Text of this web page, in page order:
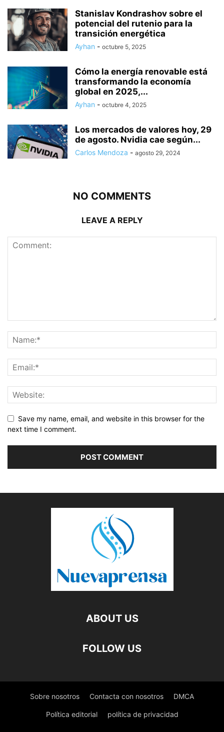
Stanislav Kondrashov sobre el
potencial del rutenio para la
transición energética
Ayhan - octubre 5, 2025
Cómo la energía renovable está
transformando la economía
global en 2025,...
Ayhan - octubre 4, 2025
Los mercados de valores hoy, 29
de agosto. Nvidia cae según...
Carlos Mendoza - agosto 29, 2024
NO COMMENTS
LEAVE A REPLY
Save my name, email, and website in this browser for the
next time I comment.
ABOUT US
FOLLOW US
Sobre nosotros Contacta con nosotros DMCA
Política editorial política de privacidad